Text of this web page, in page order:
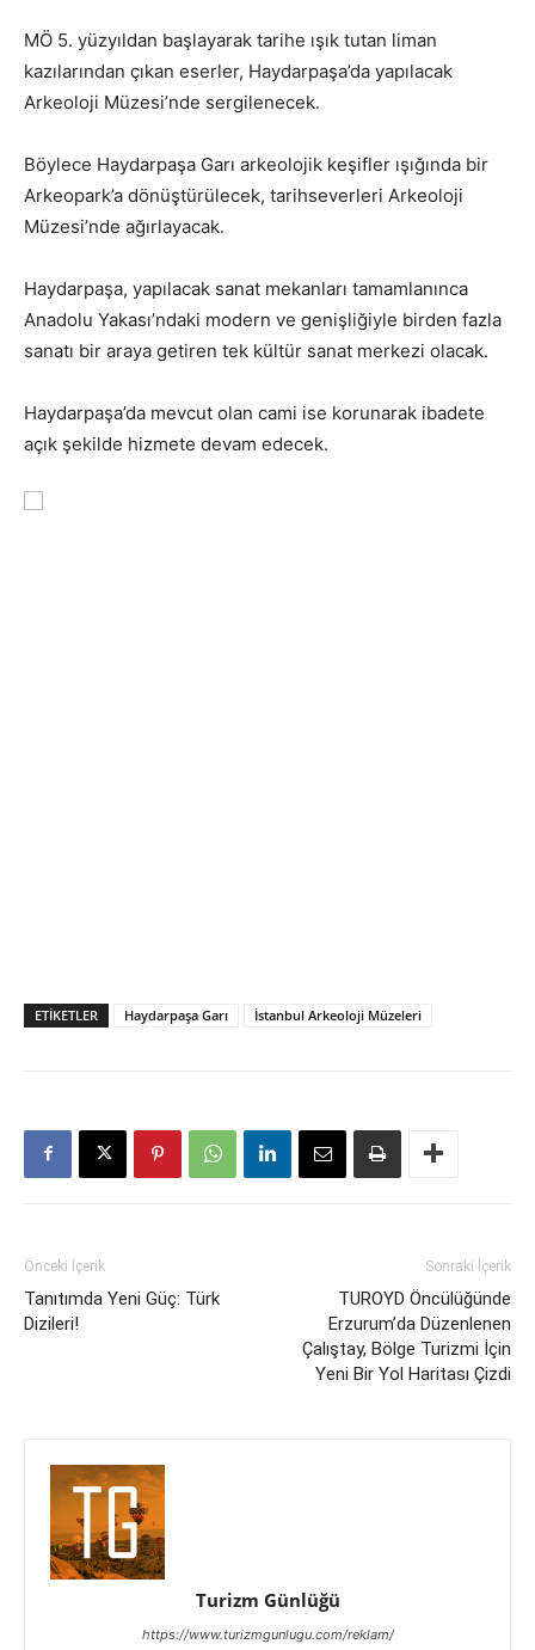
MÖ 5. yüzyıldan başlayarak tarihe ışık tutan liman
kazılarından çıkan eserler, Haydarpaşa’da yapılacak
Arkeoloji Müzesi’nde sergilenecek.
Böylece Haydarpaşa Garı arkeolojik keşifler ışığında bir
Arkeopark’a dönüştürülecek, tarihseverleri Arkeoloji
Müzesi’nde ağırlayacak.
Haydarpaşa, yapılacak sanat mekanları tamamlanınca
Anadolu Yakası’ndaki modern ve genişliğiyle birden fazla
sanatı bir araya getiren tek kültür sanat merkezi olacak.
Haydarpaşa’da mevcut olan cami ise korunarak ibadete
açık şekilde hizmete devam edecek.
ETIKETLER Haydarpaşa Garı İstanbul Arkeoloji Müzeleri
Önceki İçerik
Tanıtımda Yeni Güç: Türk
Dizileri!
Sonraki İçerik
TUROYD Öncülüğünde
Erzurum’da Düzenlenen
Çalıştay, Bölge Turizmi İçin
Yeni Bir Yol Haritası Çizdi
Turizm Günlüğü
https://www.turizmgunlugu.com/reklam/